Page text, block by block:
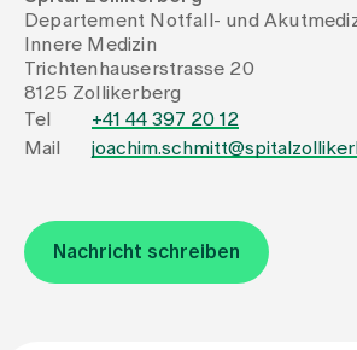
Events
Über uns
Aktuelles
Departement Notfall- und
Innere Medizin
Trichtenhauserstrasse 20
8125 Zollikerberg
Tel
+41 44 397 20 12
Mail
Nachricht schreiben